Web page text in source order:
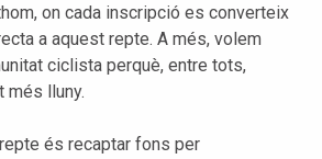
on cada inscripció es converteix
a aquest repte. A més, volem
ciclista perquè, entre tots,
més lluny.
repte és recaptar fons per